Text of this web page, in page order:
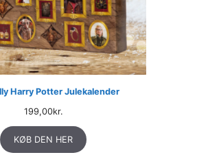
Harry Potter Julekalender
199,00kr.
KØB DEN HER